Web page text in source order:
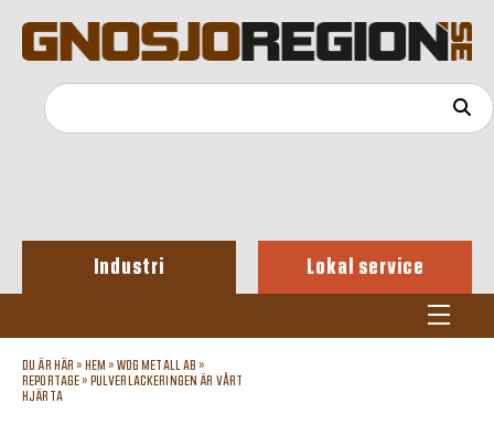
Industri Lokal service
DU ÄR HÄR » HEM » WOG METALL AB »
REPORTAGE» PULVERLACKERINGEN ÄR VÅRT
HJÄRTA